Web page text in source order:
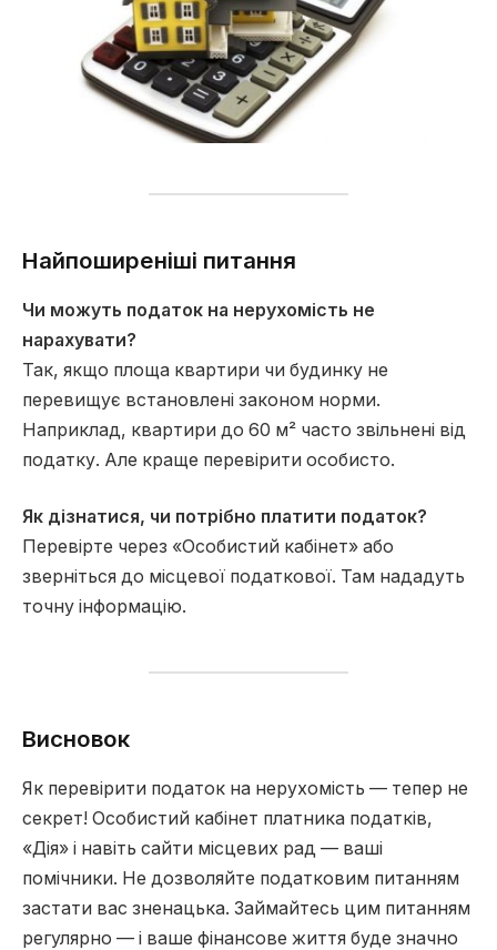
Найпоширеніші питання
Чи можуть податок на нерухомість не
нарахувати?
Так, якщо площа квартири чи будинку не
перевищує встановлені законом норми.
Наприклад, квартири до 60 м² часто звільнені від
податку. Але краще перевірити особисто.
Як дізнатися, чи потрібно платити податок?
Перевірте через «Особистий кабінет» або
зверніться до місцевої податкової. Там нададуть
точну інформацію.
Висновок
Як перевірити податок на нерухомість — тепер не
секрет! Особистий кабінет платника податків,
«Дія» і навіть сайти місцевих рад — ваші
помічники. Не дозволяйте податковим питанням
застати вас зненацька. Займайтесь цим питанням
регулярно — і ваше фінансове життя буде значно